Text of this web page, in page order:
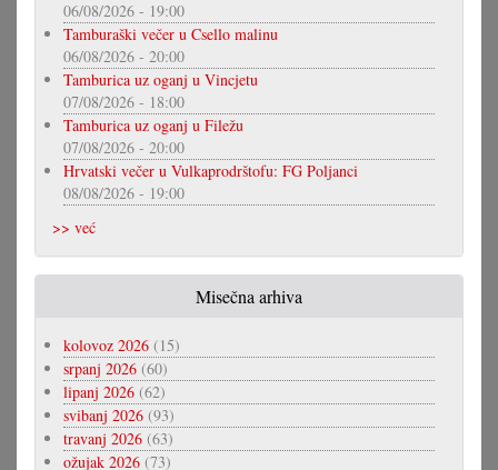
06/08/2026 - 19:00
Tamburaški večer u Csello malinu
06/08/2026 - 20:00
Tamburica uz oganj u Vincjetu
07/08/2026 - 18:00
Tamburica uz oganj u Filežu
07/08/2026 - 20:00
Hrvatski večer u Vulkaprodrštofu: FG Poljanci
08/08/2026 - 19:00
>> već
Misečna arhiva
kolovoz 2026 (15)
srpanj 2026 (60)
lipanj 2026 (62)
svibanj 2026 (93)
travanj 2026 (63)
ožujak 2026 (73)